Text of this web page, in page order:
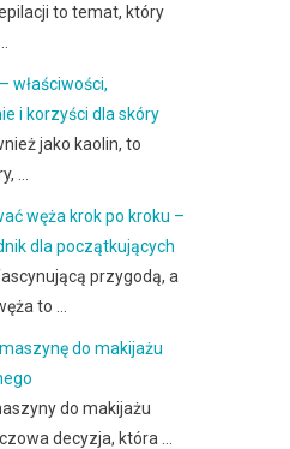
to temat, który
właściwości,
i korzyści dla skóry
jako kaolin, to
…
węża krok po kroku –
dla początkujących
przygodą, a
to …
do makijażu
do makijażu
decyzja, która …